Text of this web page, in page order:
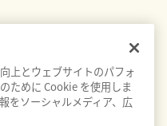
上とウェブサイトのパフォ
ために Cookie を使用しま
をソーシャルメディア、広